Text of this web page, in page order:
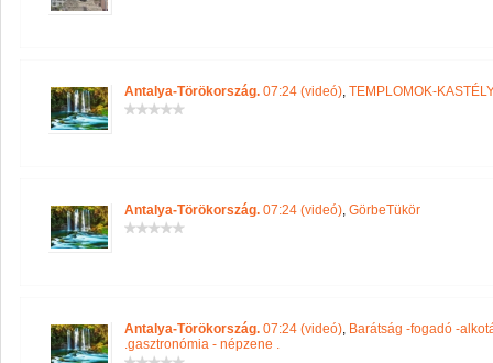
Antalya-Törökország. 07:24 (videó), TEMPLOMOK-
Antalya-Törökország. 07:24 (videó), GörbeTükör
Antalya-Törökország. 07:24 (videó), Barátság -fogadó -
.gasztronómia - népzene .